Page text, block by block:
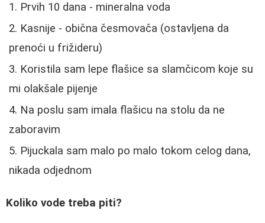
Prvih 10 dana - mineralna voda
Kasnije - obična česmovača (ostavljena da
prenoći u frižideru)
Koristila sam lepe flašice sa slamčicom koje su
mi olakšale pijenje
Na poslu sam imala flašicu na stolu da ne
zaboravim
Pijuckala sam malo po malo tokom celog dana,
nikada odjednom
Koliko vode treba piti?